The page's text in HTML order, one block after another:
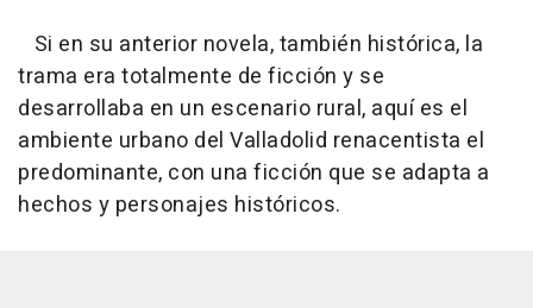
Si en su anterior novela, también histórica, la
trama era totalmente de ficción y se
desarrollaba en un escenario rural, aquí es el
ambiente urbano del Valladolid renacentista el
predominante, con una ficción que se adapta a
hechos y personajes históricos.